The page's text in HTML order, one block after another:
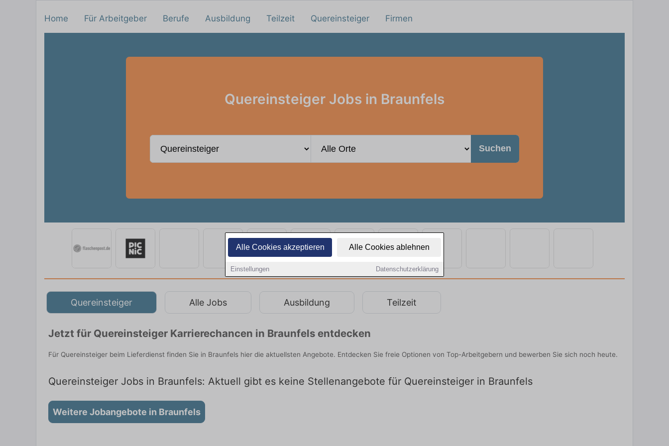
Alle Cookies akzeptieren Alle Cookies ablehnen
Einstellungen Datenschutzerklärung
Home Für Arbeitgeber Berufe Ausbildung Teilzeit Quereinsteiger Firmen
Quereinsteiger Jobs in Braunfels
Suchen
Quereinsteiger Alle Jobs Ausbildung Teilzeit
Jetzt für Quereinsteiger Karrierechancen in Braunfels entdecken
Für Quereinsteiger beim Lieferdienst finden Sie in Braunfels hier die aktuellsten Angebote. Entdecken Sie freie Optionen von Top-Arbeitgebern und bewerben Sie sich noch heute.
Quereinsteiger Jobs in Braunfels: Aktuell gibt es keine Stellenangebote für Quereinsteiger in Braunfels
Weitere Jobangebote in Braunfels